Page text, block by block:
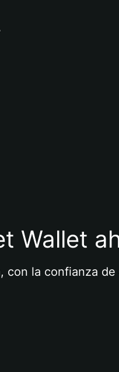
Wallet
con la confianza